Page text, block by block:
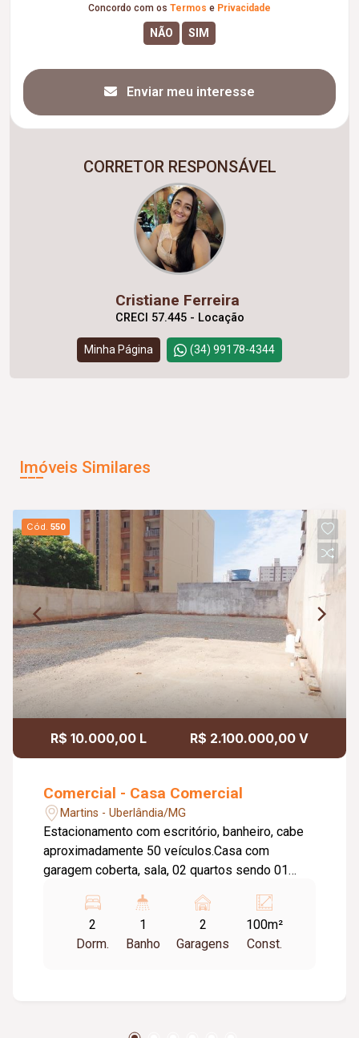
Concordo com os Termos e Privacidade
Enviar meu interesse
CORRETOR RESPONSÁVEL
Cristiane Ferreira
CRECI 57.445 - Locação
Minha Página (34) 99178-4344
Imóveis Similares
Cód.550
R$ 10.000,00 L R$ 2.100.000,00 V
Comercial - Casa Comercial
Martins - Uberlândia/MG
Estacionamento com escritório, banheiro, cabe
aproximadamente 50 veículos.Casa com
garagem coberta, sala, 02 quartos sendo 01
balcão de granito, portas e janelas em
blindex.Área construída aproximadamente
100,00m².
2
Dorm.
1
Banho
2
Garagens
100m²
Const.